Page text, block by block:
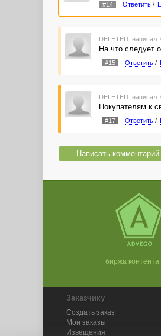
#14 Ответить/
DELETED написал
На что следует
#15 Ответить/
DELETED написал
Покупателям к
#17 Ответить/
Написать комментарий
биржа
Заказчику
Создать заказ
Мои заказы
Извещения